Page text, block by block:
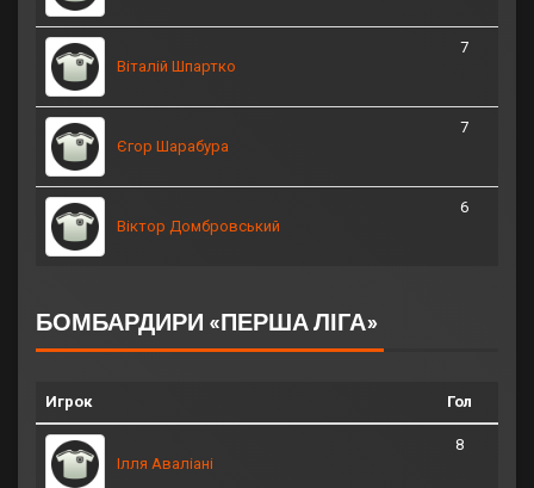
Віталій Шпартко
7
Єгор Шарабура
7
Віктор Домбровський
6
БОМБАРДИРИ «ПЕРША ЛІГА»
Игрок Гол
Ілля Аваліані
8